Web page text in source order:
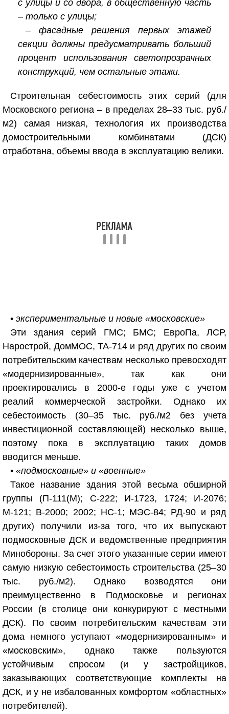
с улицы и со двора, в общественную часть
– только с улицы;
– фасадные решения первых этажей
секции должны предусматривать больший
процент использования светопрозрачных
конструкций, чем остальные этажи.
Строительная себестоимость этих серий (для
Московского региона – в пределах 28–33 тыс. руб./
м2) самая низкая, технология их производства
домостроительными комбинатами (ДСК)
отработана, объемы ввода в эксплуатацию велики.
• экспериментальные и новые «московские»
Эти здания серий ГМС; БМС; ЕвроПа, ЛСР,
Нарострой, ДомМОС, ТА-714 и ряд других по своим
потребительским качествам несколько превосходят
«модернизированные», так как они
проектировались в 2000-е годы уже с учетом
реалий коммерческой застройки. Однако их
себестоимость (30–35 тыс. руб./м2 без учета
инвестиционной составляющей) несколько выше,
поэтому пока в эксплуатацию таких домов
вводится меньше.
• «подмосковные» и «военные»
Такое название здания этой весьма обширной
группы (П-111(М); С-222; И-1723, 1724; И-2076;
М-121; В-2000; 2002; НС-1; МЭС-84; РД-90 и ряд
других) получили из-за того, что их выпускают
подмосковные ДСК и ведомственные предприятия
Минобороны. За счет этого указанные серии имеют
самую низкую себестоимость строительства (25–30
тыс. руб./м2). Однако возводятся они
преимущественно в Подмосковье и регионах
России (в столице они конкурируют с местными
ДСК). По своим потребительским качествам эти
дома немного уступают «модернизированным» и
«московским», однако также пользуются
устойчивым спросом (и у застройщиков,
заказывающих соответствующие комплекты на
ДСК, и у не избалованных комфортом «областных»
потребителей).